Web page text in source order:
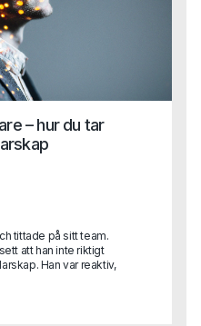
– hur du tar
tittade på sitt team.
att han inte riktigt
Han var reaktiv,
komma till honom,